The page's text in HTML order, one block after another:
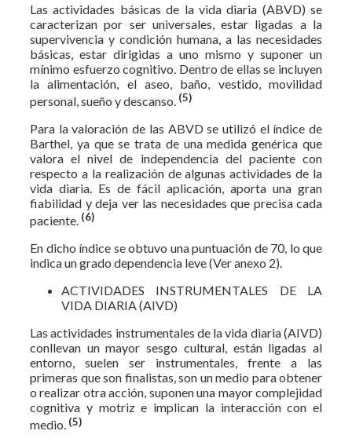
Las actividades básicas de la vida diaria (ABVD) se
caracterizan por ser universales, estar ligadas a la
supervivencia y condición humana, a las necesidades
básicas, estar dirigidas a uno mismo y suponer un
mínimo esfuerzo cognitivo. Dentro de ellas se incluyen
la alimentación, el aseo, baño, vestido, movilidad
personal, sueño y descanso. (5)
Para la valoración de las ABVD se utilizó el índice de
Barthel, ya que se trata de una medida genérica que
valora el nivel de independencia del paciente con
respecto a la realización de algunas actividades de la
vida diaria. Es de fácil aplicación, aporta una gran
fiabilidad y deja ver las necesidades que precisa cada
paciente. (6)
En dicho índice se obtuvo una puntuación de 70, lo que
indica un grado dependencia leve (Ver anexo 2).
ACTIVIDADES INSTRUMENTALES DE LA
VIDA DIARIA (AIVD)
Las actividades instrumentales de la vida diaria (AIVD)
conllevan un mayor sesgo cultural, están ligadas al
entorno, suelen ser instrumentales, frente a las
primeras que son finalistas, son un medio para obtener
o realizar otra acción, suponen una mayor complejidad
cognitiva y motriz e implican la interacción con el
medio. (5)